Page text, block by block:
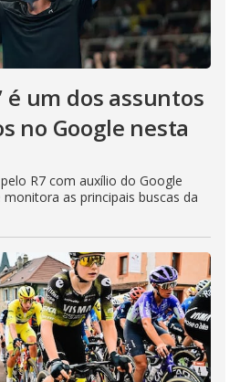
é um dos assuntos
no Google nesta
R7 com auxílio do Google
as principais buscas da